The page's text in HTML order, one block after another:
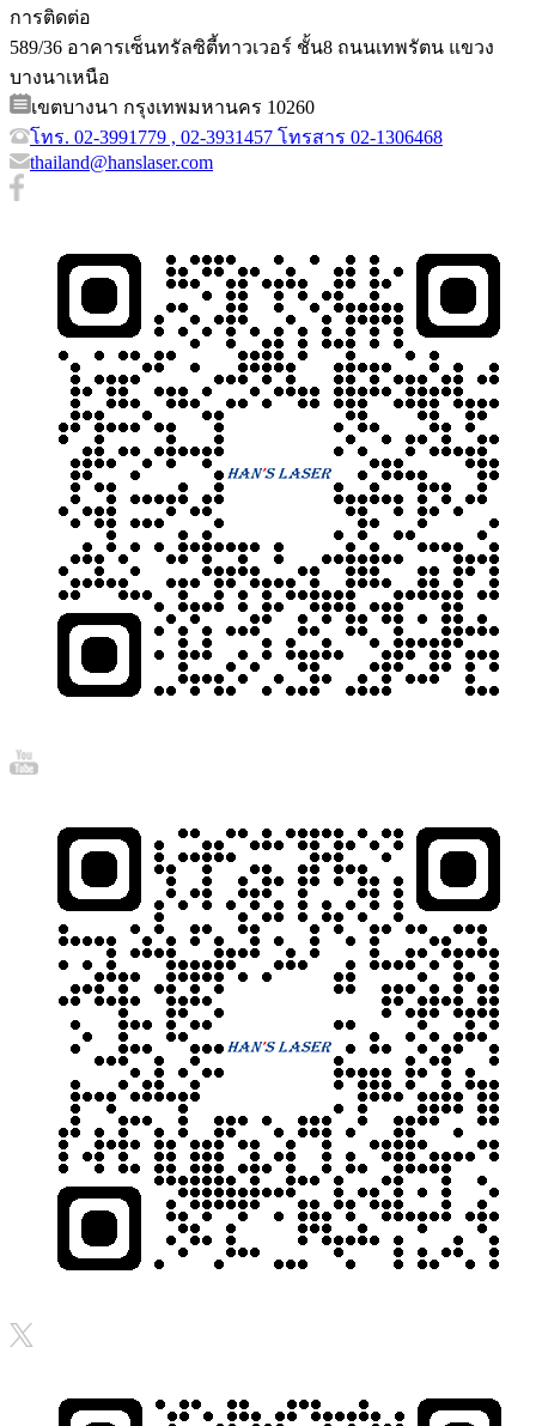
การติดต่อ
589/36 อาคารเซ็นทรัลซิตี้ทาวเวอร์ ชั้น8 ถนนเทพรัตน แขวง
บางนาเหนือ
เขตบางนา กรุงเทพมหานคร 10260
โทร. 02-3991779 , 02-3931457 โทรสาร 02-1306468
thailand@hanslaser.com